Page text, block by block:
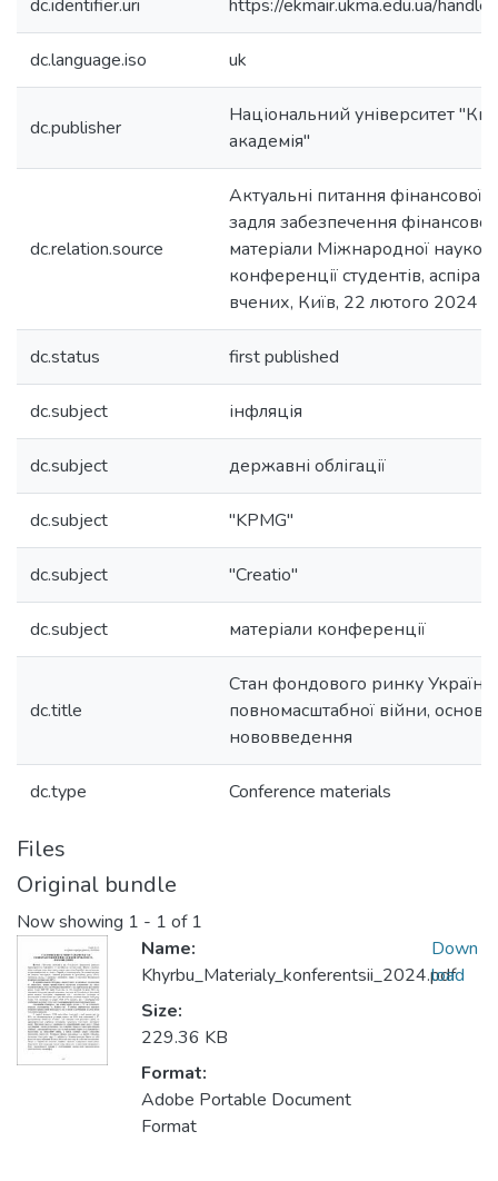
dc.identifier.uri https://ekmair.ukma.edu.ua/
dc.language.iso uk
dc.publisher
Національний університет
академія"
dc.relation.source
Актуальні питання фінансової
задля забезпечення фінансової
матеріали Міжнародної
конференції студентів,
вчених, Київ, 22 лютого 2024
dc.status first published
dc.subject інфляція
dc.subject державні облігації
dc.subject "KPMG"
dc.subject "Creatio"
dc.subject матеріали конференції
dc.title
Стан фондового ринку України
повномасштабної війни,
нововведення
dc.type Conference materials
Files
Original bundle
Now showing 1 - 1 of 1
Name:
Khyrbu_Materialy_konferentsii_2024.pdf
Size:
229.36 KB
Format:
Adobe Portable Document
Format
Down
load